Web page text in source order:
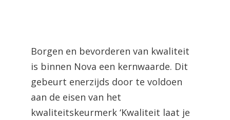
Borgen en bevorderen van kwaliteit
is binnen Nova een kernwaarde. Dit
gebeurt enerzijds door te voldoen
aan de eisen van het
kwaliteitskeurmerk ‘Kwaliteit laat je